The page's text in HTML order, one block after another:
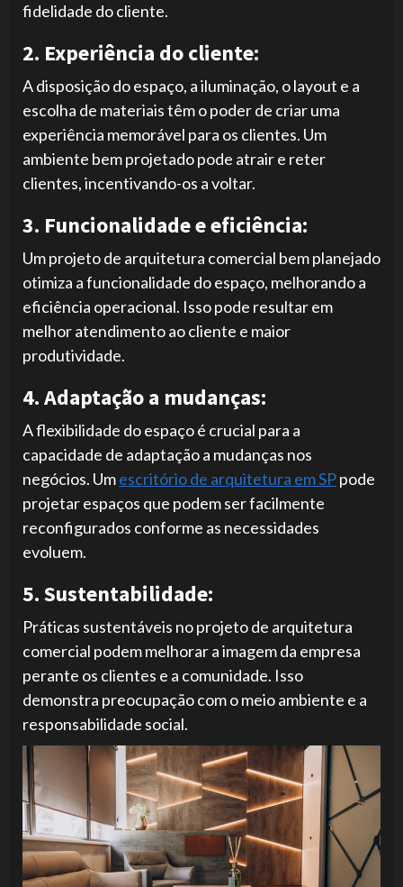
fidelidade do cliente.
2. Experiência do cliente:
A disposição do espaço, a iluminação, o layout e a
escolha de materiais têm o poder de criar uma
experiência memorável para os clientes. Um
ambiente bem projetado pode atrair e reter
clientes, incentivando-os a voltar.
3. Funcionalidade e eficiência:
Um projeto de arquitetura comercial bem planejado
otimiza a funcionalidade do espaço, melhorando a
eficiência operacional. Isso pode resultar em
melhor atendimento ao cliente e maior
produtividade.
4. Adaptação a mudanças:
A flexibilidade do espaço é crucial para a
capacidade de adaptação a mudanças nos
negócios. Umescritório de arquitetura em SPpode
projetar espaços que podem ser facilmente
reconfigurados conforme as necessidades
evoluem.
5. Sustentabilidade:
Práticas sustentáveis no projeto de arquitetura
comercial podem melhorar a imagem da empresa
perante os clientes e a comunidade. Isso
demonstra preocupação com o meio ambiente e a
responsabilidade social.